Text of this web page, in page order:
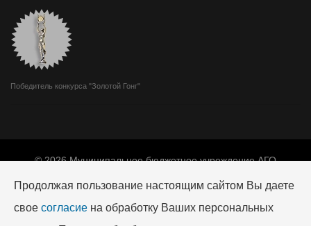
Победитель конкурса "Золотой Гонг"
© 2026 Муниципальное бюджетное учреждение АГО
Адрес: 623780, г. Артемовский, ул. Мира, 10.
Телефон редакции: +7 (34363) 2-04-68, e-mail:art-
Продолжая пользование настоящим сайтом Вы даете
свое согласие на обработку Ваших персональных